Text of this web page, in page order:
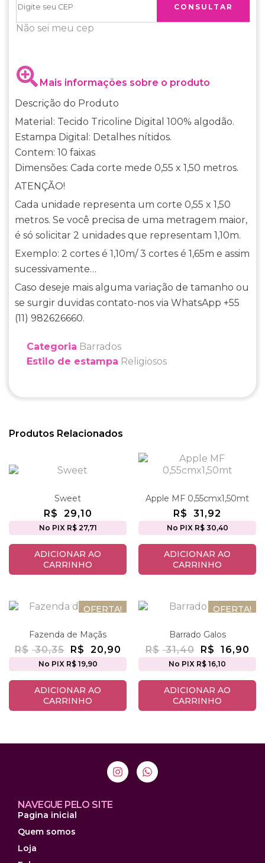
CONSULTAR
Não sei meu cep
Mais informações sobre o produto
Descrição do Produto
Material: Tecido Tricoline Digital 100% algodão.
Estampa Digital: Detalhes nítidos.
Contem: 10 faixas
Dimensões: Cada corte mede 0,55 x 1,50 metros.
ATENÇÃO!
Cada unidade representa um corte 0,55 x 1,50
metros. Se você precisa de uma metragem maior,
é só solicitar 2 unidades que representam 1,10m.
Exemplo: 2 cortes é 1,10m/ 3 cortes é 1,65m e assim
sucessivamente…
Caso deseje mais alguma variação de tamanho ou
se surgir duvidas contato-nos via WhatsApp +55
(11) 982626660.
Categoria Barrados
Estilo de estampa Religiosos
Produtos Relacionados
Sweet
R$ 29,10
No PIX R$ 27,71
ADICIONAR AO
CARRINHO
Apple MF 0,55cmx1,50mt
R$ 31,92
No PIX R$ 30,40
ADICIONAR AO
CARRINHO
OFERTA!
Fazenda de Maçãs
R$ 30,35 R$ 20,90
No PIX R$ 19,90
ADICIONAR AO
CARRINHO
OFERTA!
Barrado Galos
R$ 31,40 R$ 16,90
No PIX R$ 16,10
ADICIONAR AO
CARRINHO
NAVEGUE PELO SITE
Pagina inicial
Quem somos
Loja